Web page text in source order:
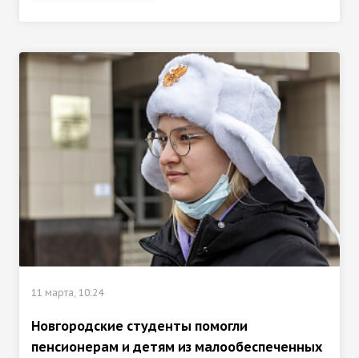
11 марта, 10:24
Новгородские студенты помогли
пенсионерам и детям из малообеспеченных